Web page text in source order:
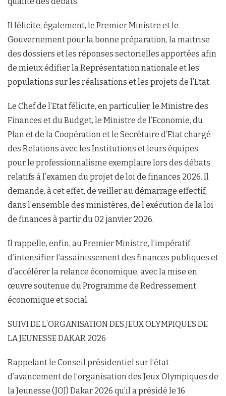
Il félicite, également, le Premier Ministre et le
Gouvernement pour la bonne préparation, la maitrise
des dossiers et les réponses sectorielles apportées afin
de mieux édifier la Représentation nationale et les
populations sur les réalisations et les projets de l’Etat.
Le Chef de l’Etat félicite, en particulier, le Ministre des
Finances et du Budget, le Ministre de l’Economie, du
Plan et de la Coopération et le Secrétaire d’Etat chargé
des Relations avec les Institutions et leurs équipes,
pour le professionnalisme exemplaire lors des débats
relatifs à l’examen du projet de loi de finances 2026. Il
demande, à cet effet, de veiller au démarrage effectif,
dans l’ensemble des ministères, de l’exécution de la loi
de finances à partir du 02 janvier 2026.
Il rappelle, enfin, au Premier Ministre, l’impératif
d’intensifier l’assainissement des finances publiques et
d’accélérer la relance économique, avec la mise en
œuvre soutenue du Programme de Redressement
économique et social.
SUIVI DE L’ORGANISATION DES JEUX OLYMPIQUES DE
LA JEUNESSE DAKAR 2026
Rappelant le Conseil présidentiel sur l’état
d’avancement de l’organisation des Jeux Olympiques de
la Jeunesse (JOJ) Dakar 2026 qu’il a présidé le 16